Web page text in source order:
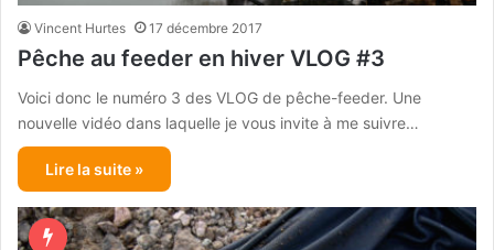
Vincent Hurtes 17 décembre 2017
Pêche au feeder en hiver VLOG #3
Voici donc le numéro 3 des VLOG de pêche-feeder. Une
nouvelle vidéo dans laquelle je vous invite à me suivre…
Lire la suite »